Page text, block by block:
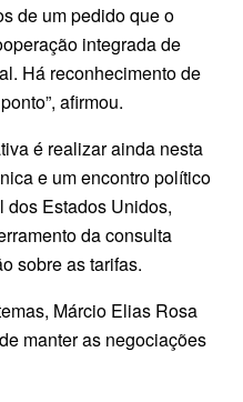
de um pedido que o
integrada de
Há reconhecimento de
afirmou.
é realizar ainda nesta
e um encontro político
dos Estados Unidos,
da consulta
sobre as tarifas.
Márcio Elias Rosa
manter as negociações